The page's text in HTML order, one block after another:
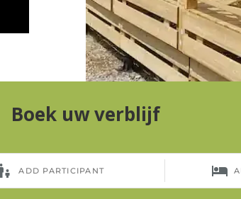
Boek uw verblijf